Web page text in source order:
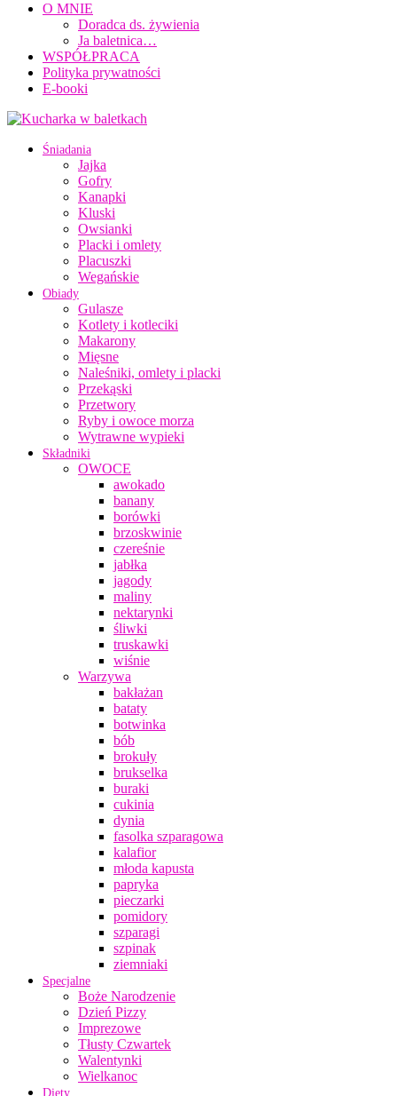
O MNIE
Doradca ds. żywienia
Ja baletnica…
WSPÓŁPRACA
Polityka prywatności
E-booki
Śniadania
Jajka
Gofry
Kanapki
Kluski
Owsianki
Placki i omlety
Placuszki
Wegańskie
Obiady
Gulasze
Kotlety i kotleciki
Makarony
Mięsne
Naleśniki, omlety i placki
Przekąski
Przetwory
Ryby i owoce morza
Wytrawne wypieki
Składniki
OWOCE
awokado
banany
borówki
brzoskwinie
czereśnie
jabłka
jagody
maliny
nektarynki
śliwki
truskawki
wiśnie
Warzywa
bakłażan
bataty
botwinka
bób
brokuły
brukselka
buraki
cukinia
dynia
fasolka szparagowa
kalafior
młoda kapusta
papryka
pieczarki
pomidory
szparagi
szpinak
ziemniaki
Specjalne
Boże Narodzenie
Dzień Pizzy
Imprezowe
Tłusty Czwartek
Walentynki
Wielkanoc
Diety